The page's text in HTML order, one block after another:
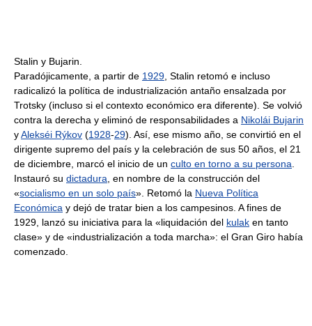
Stalin y Bujarin.
Paradójicamente, a partir de 1929 , Stalin retomó e incluso
radicalizó la política de industrialización antaño ensalzada por
Trotsky (incluso si el contexto económico era diferente). Se volvió
contra la derecha y eliminó de responsabilidades a Nikolái Bujarin
yAlekséi Rýkov (1928-29). Así, ese mismo año, se convirtió en el
dirigente supremo del país y la celebración de sus 50 años, el 21
de diciembre, marcó el inicio de un culto en torno a su persona
Instauró su dictadura , en nombre de la construcción del
«socialismo en un solo país». Retomó la Nueva Política
Económica y dejó de tratar bien a los campesinos. A fines de
1929, lanzó su iniciativa para la «liquidación del kulak en tanto
clase» y de «industrialización a toda marcha»: el Gran Giro había
comenzado.